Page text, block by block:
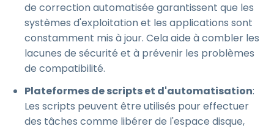
de correction automatisée garantissent que les
systèmes d'exploitation et les applications sont
constamment mis à jour. Cela aide à combler les
lacunes de sécurité et à prévenir les problèmes
de compatibilité.
Plateformes de scripts et d'automatisation:
Les scripts peuvent être utilisés pour effectuer
des tâches comme libérer de l'espace disque,